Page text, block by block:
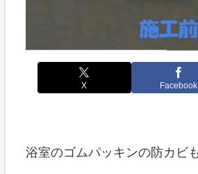
X Facebook
浴室のゴムパッキンの防カビ